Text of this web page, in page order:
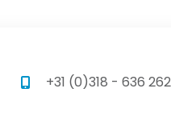
MODELEC MODELEC
+31 (0)318 - 636 262